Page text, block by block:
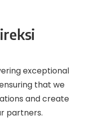
exceptional
that we
and create
partners.